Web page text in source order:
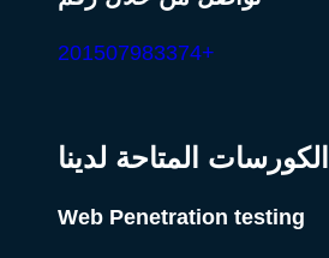
+201507983374
الكورسات المتاحة لدينا
Web Penetration testing